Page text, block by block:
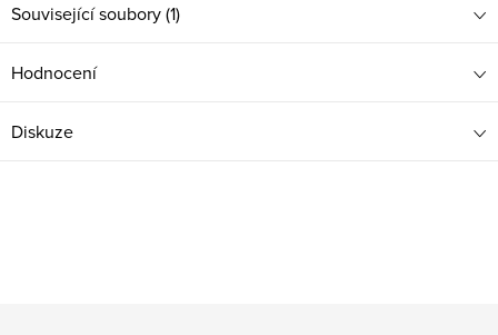
Související soubory (1)
Hodnocení
Diskuze